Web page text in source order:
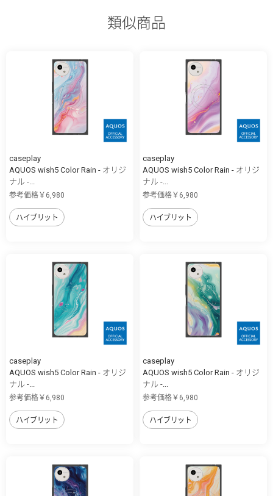
類似商品
caseplay
AQUOS wish5 Color Rain - オリジ
ナル -...
参考価格￥6,980
ハイブリット
caseplay
AQUOS wish5 Color Rain - オリジ
ナル -...
参考価格￥6,980
ハイブリット
caseplay
AQUOS wish5 Color Rain - オリジ
ナル -...
参考価格￥6,980
ハイブリット
caseplay
AQUOS wish5 Color Rain - オリジ
ナル -...
参考価格￥6,980
ハイブリット